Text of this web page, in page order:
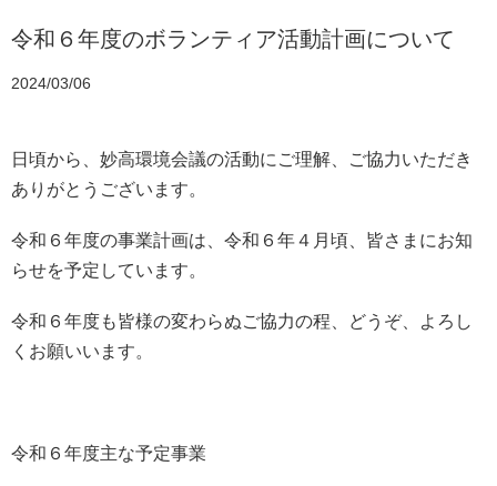
令和６年度のボランティア活動計画について
2024/03/06
日頃から、妙高環境会議の活動にご理解、ご協力いただき
ありがとうございます。
令和６年度の事業計画は、令和６年４月頃、皆さまにお知
らせを予定しています。
令和６年度も皆様の変わらぬご協力の程、どうぞ、よろし
くお願いいます。
令和６年度主な予定事業